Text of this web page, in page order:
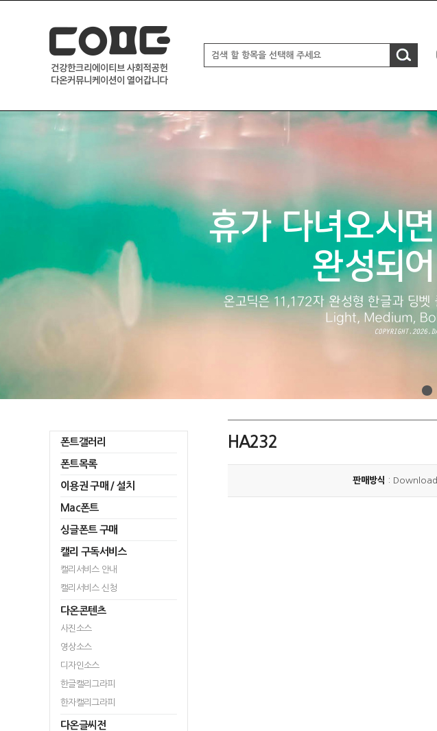
폰트갤러리
폰트목록
이용권 구매 / 설치
Mac폰트
싱글폰트 구매
캘리 구독서비스
캘리서비스 안내
캘리서비스 신청
다온콘텐츠
사진소스
영상소스
디자인소스
한글캘리그라피
한자캘리그라피
다온글씨전
HA232
판매방식 : Download